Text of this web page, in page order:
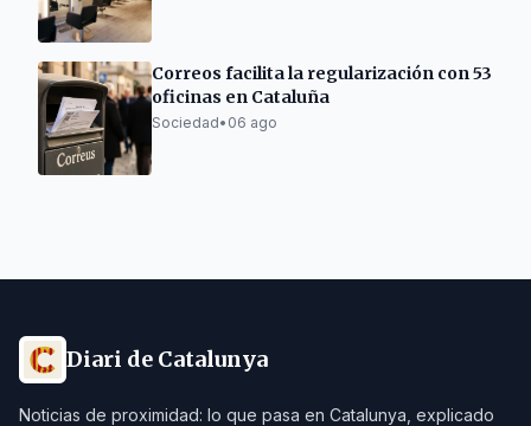
Correos facilita la regularización con 53
oficinas en Cataluña
Sociedad• 06 ago
Diari de Catalunya
Noticias de proximidad: lo que pasa en Catalunya, explicado